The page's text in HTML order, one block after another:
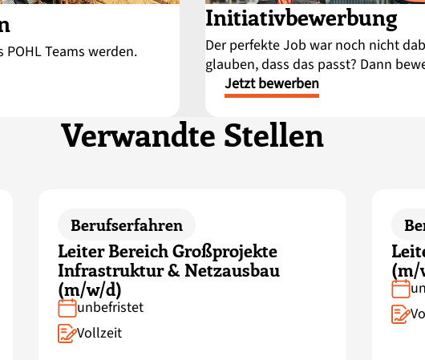
Teams werden.
Initiativbewerbung
Der perfekte Job war noch nicht
glauben, dass das passt? Dann
Jetzt bewerben
Verwandte Stellen
Berufserfahren
Leiter Bereich Großprojekte
Infrastruktur & Netzausbau
(m/w/d)
unbefristet
Vollzeit
(m/